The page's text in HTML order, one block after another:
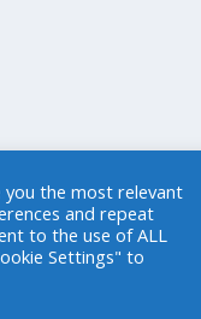
you the most relevant
and repeat
to the use of ALL
Settings" to